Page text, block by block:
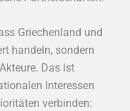
Griechenland und
handeln, sondern
Das ist
Interessen
verbinden: